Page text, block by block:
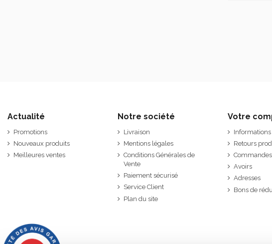
Actualité
Promotions
Nouveaux produits
Meilleures ventes
Notre société
Livraison
Mentions légales
Conditions Générales de
Vente
Paiement sécurisé
Service Client
Plan du site
Votre
Retours
Commandes
Avoirs
Adresses
Bons de